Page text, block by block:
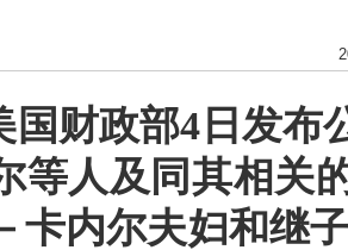
国财政部4日发布
等人及同其相关
卡内尔夫妇和继